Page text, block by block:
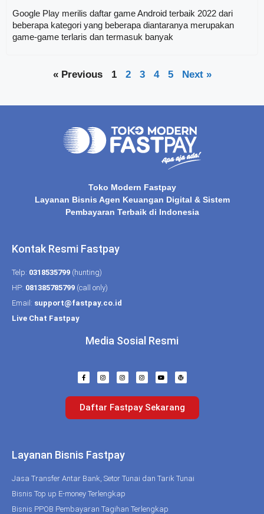
Google Play merilis daftar game Android terbaik 2022 dari
beberapa kategori yang beberapa diantaranya merupakan
game-game terlaris dan termasuk banyak
« Previous 1 2 3 4 5 Next »
Toko Modern Fastpay
Layanan Bisnis Agen Keuangan Digital & Sistem
Pembayaran Terbaik di Indonesia
Kontak Resmi Fastpay
Telp: 0318535799 (hunting)
HP: 081385785799 (call only)
Email: support@fastpay.co.id
Live Chat Fastpay
Media Sosial Resmi
Daftar Fastpay Sekarang
Layanan Bisnis Fastpay
Jasa Transfer Antar Bank, Setor Tunai dan Tarik Tunai
Bisnis Top up E-money Terlengkap
Bisnis PPOB Pembayaran Tagihan Terlengkap